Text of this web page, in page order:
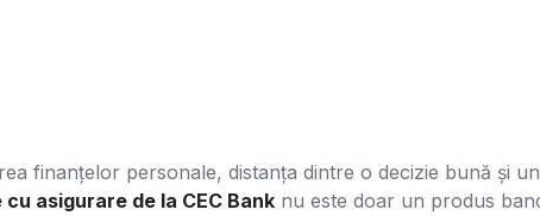
finanțelor personale, distanța dintre o decizie bună și
asigurare de la CEC Bank nu este doar un produs